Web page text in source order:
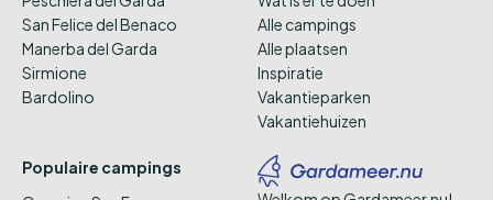
San Felice del Benaco
Manerba del Garda
Sirmione
Bardolino
Alle campings
Alle plaatsen
Inspiratie
Vakantieparken
Vakantiehuizen
Populaire campings